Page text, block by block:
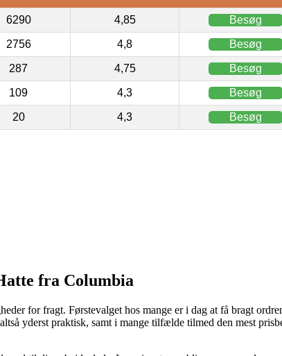
6290 4,85 Besøg
2756 4,8 Besøg
287 4,75 Besøg
109 4,3 Besøg
20 4,3 Besøg
fra Columbia
for fragt. Førstevalget hos mange er i dag at få bragt
yderst praktisk, samt i mange tilfælde tilmed den mest